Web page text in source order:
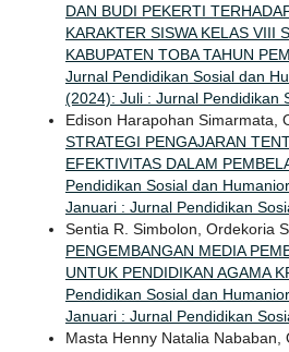
DAN BUDI PEKERTI
KARAKTER SISWA KELAS VIII
KABUPATEN TOBA TAHUN
Jurnal Pendidikan Sosial dan
(2024): Juli : Jurnal Pendidikan
Edison Harapohan Simarmata,
STRATEGI PENGAJARAN
EFEKTIVITAS DALAM
Pendidikan Sosial dan
Januari : Jurnal Pendidikan
Sentia R. Simbolon, Ordekoria
PENGEMBANGAN MEDIA
UNTUK PENDIDIKAN AGAMA
Pendidikan Sosial dan
Januari : Jurnal Pendidikan
Masta Henny Natalia Nababan,